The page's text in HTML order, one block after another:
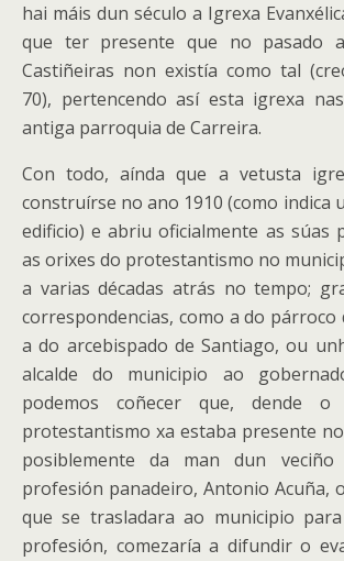
hai máis dun século a Igrexa
que ter presente que no pasado
Castiñeiras non existía como tal
70), pertencendo así esta igrexa
antiga parroquia de Carreira.
Con todo, aínda que a vetusta
construírse no ano 1910 (como indica
edificio) e abriu oficialmente as súas
as orixes do protestantismo no
a varias décadas atrás no tempo;
correspondencias, como a do párroco
a do arcebispado de Santiago, ou
alcalde do municipio ao
podemos coñecer que, dende
protestantismo xa estaba presente
posiblemente da man dun
profesión panadeiro, Antonio Acuña,
que se trasladara ao municipio
profesión, comezaría a difundir o